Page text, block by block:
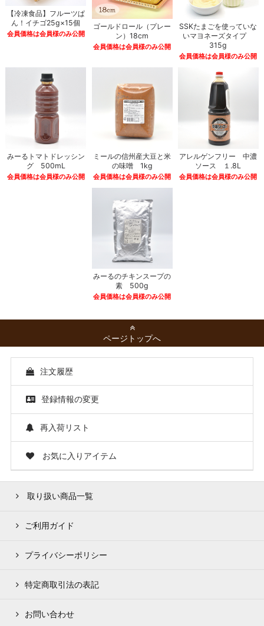
【冷凍食品】フルーツぱ
ん！イチゴ25g×15個
会員価格は会員様のみ公開
ゴールドロール（プレー
ン）18cm
会員価格は会員様のみ公開
SSKたまごを使っていな
いマヨネーズタイプ
315g
会員価格は会員様のみ公開
みーるトマトドレッシン
グ 500mL
会員価格は会員様のみ公開
ミールの信州産大豆と米
の味噌 1kg
会員価格は会員様のみ公開
アレルゲンフリー 中濃
ソース １.8L
会員価格は会員様のみ公開
みーるのチキンスープの
素 500g
会員価格は会員様のみ公開
ページトップへ
注文履歴
登録情報の変更
再入荷リスト
お気に入りアイテム
取り扱い商品一覧
ご利用ガイド
プライバシーポリシー
特定商取引法の表記
お問い合わせ